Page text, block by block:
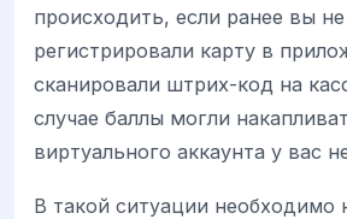
происходить, если ранее вы не
регистрировали карту в
сканировали штрих-код на
случае баллы могли
виртуального аккаунта у вас
В такой ситуации необходимо